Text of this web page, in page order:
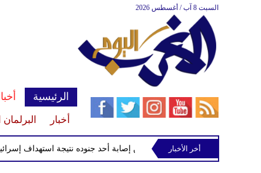
السبت 8 آب / أغسطس 2026
الرئيسية
أخبار
الجيش اللبناني يعلن إصابة أحد جنوده نتيجة استهداف إسرائيلي
أخر الأخبار